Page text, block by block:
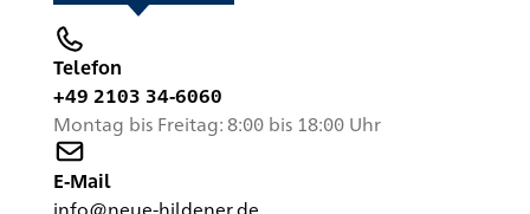
Telefon
+49 2103 34-6060
Montag bis Freitag: 8:00 bis 18:00 Uhr
E-Mail
info@neue-hildener.de